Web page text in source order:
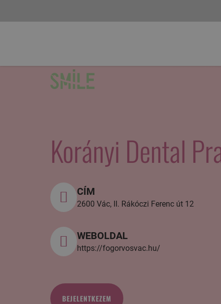
Korányi Dental
CÍM
2600 Vác, II. Rákóczi Ferenc út 12
WEBOLDAL
https://fogorvosvac.hu/
BEJELENTKEZEM